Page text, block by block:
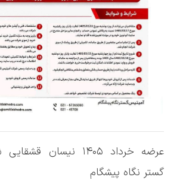
عرضه خرداد ۱۴۰۵
گستر نگاه پیشگام